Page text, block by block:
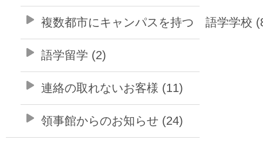
複数都市にキャンパスを持つ 語学学校
語学留学 (2)
連絡の取れないお客様 (11)
領事館からのお知らせ (24)